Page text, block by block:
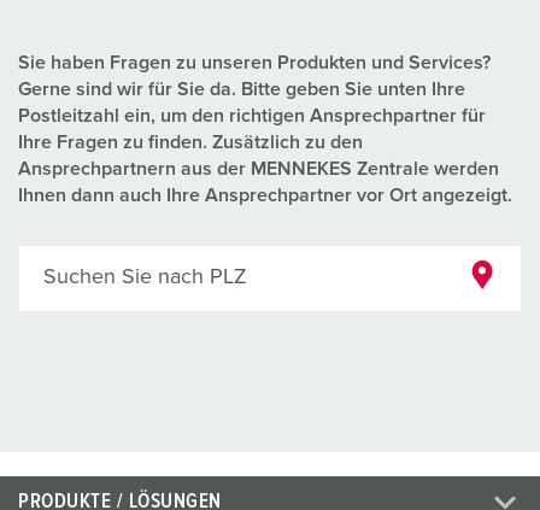
Sie haben Fragen zu unseren Produkten und Services?
Gerne sind wir für Sie da. Bitte geben Sie unten Ihre
Postleitzahl ein, um den richtigen Ansprechpartner für
Ihre Fragen zu finden. Zusätzlich zu den
Ansprechpartnern aus der MENNEKES Zentrale werden
Ihnen dann auch Ihre Ansprechpartner vor Ort angezeigt.
Suchen Sie nach PLZ
PRODUKTE / LÖSUNGEN